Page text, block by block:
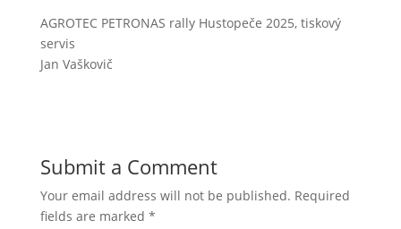
AGROTEC PETRONAS rally Hustopeče 2025, tiskový
servis
Jan Vaškovič
Submit a Comment
Your email address will not be published. Required
fields are marked *